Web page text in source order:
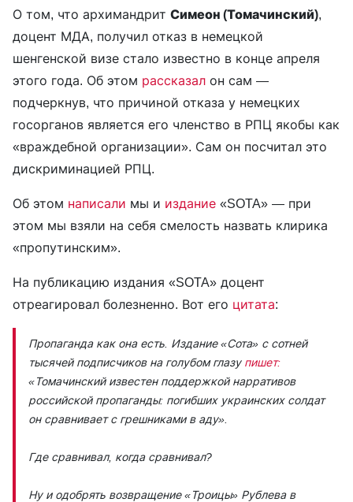
О том, что архимандрит Симеон (Томачинский),
доцент МДА, получил отказ в немецкой
шенгенской визе стало известно в конце апреля
этого года. Об этом рассказал он сам —
подчеркнув, что причиной отказа у немецких
госорганов является его членство в РПЦ якобы как
«враждебной организации». Сам он посчитал это
дискриминацией РПЦ.
Об этом написали мы и издание «SOTA» — при
этом мы взяли на себя смелость назвать клирика
«пропутинским».
На публикацию издания «SOTA» доцент
отреагировал болезненно. Вот его цитата:
Пропаганда как она есть. Издание «Сота» с сотней
тысячей подписчиков на голубом глазу пишет:
«Томачинский известен поддержкой нарративов
российской пропаганды: погибших украинских солдат
он сравнивает с грешниками в аду».
Где сравнивал, когда сравнивал?
Ну и одобрять возвращение «Троицы» Рублева в